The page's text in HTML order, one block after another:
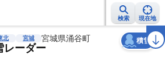
検索 現在地
地震情報 警報・注意報 2週間天気 ラ
北 宮城 宮城県涌谷町
レーダー
積雪
天気 台風